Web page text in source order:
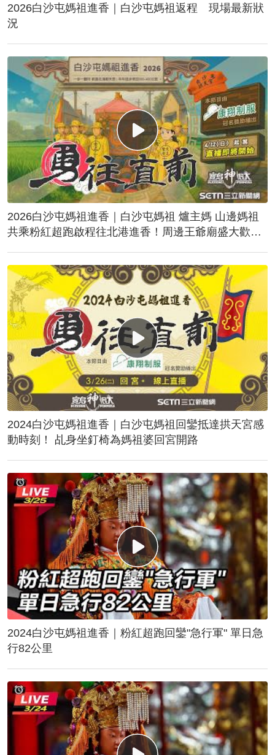
2026白沙屯媽祖進香｜白沙屯媽祖返程 現場最新狀
況
2026白沙屯媽祖進香｜白沙屯媽祖 爐主媽 山邊媽祖
共乘粉紅超跑啟程往北港進香！周邊王爺廟盛大歡
2024白沙屯媽祖進香｜白沙屯媽祖回鑾抵達拱天宮感
動時刻！ 乩身坐釘椅為媽祖婆回宮開路
2024白沙屯媽祖進香｜粉紅超跑回鑾"急行軍" 單日急
行82公里